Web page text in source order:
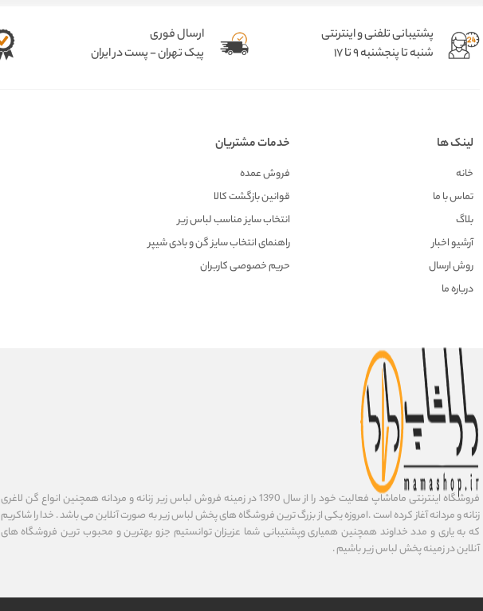
پشتیبانی تلفنی و اینترنتی
شنبه تا پنجشنبه 9 تا 17
ارسال فوری
پیک تهران - پست در ایران
لینک ها
خانه
تماس با ما
بلاگ
آرشیو اخبار
روش ارسال
درباره ما
خدمات مشتریان
فروش عمده
قوانین بازگشت کالا
انتخاب سایز مناسب لباس زیر
راهنمای انتخاب سایز گن و بادی شیپر
حریم خصوصی کاربران
فروشگاه اینترنتی ماماشاپ فعالیت خود را از سال 1390 در زمینه فروش لباس زیر زنانه و مردانه همچنین انواع گن لاغری
زنانه و مردانه آغاز کرده است .امروزه یکی از بزرگ ترین فروشگاه های پخش لباس زیر به صورت آنلاین می باشد . خدا را شاکریم
که به یاری و مدد خداوند همچنین همیاری وپشتیبانی شما عزیزان توانستیم جزو بهترین و محبوب ترین فروشگاه های
آنلاین در زمینه پخش لباس زیر باشیم .